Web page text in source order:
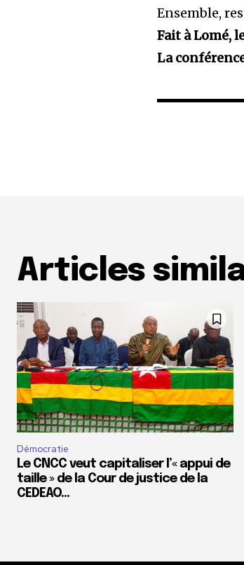
Ensemble,
Fait à Lomé,
La
Articles
Démocratie
Le CNCC veut capitaliser l’« appui de
taille » de la Cour de justice de la
CEDEAO…